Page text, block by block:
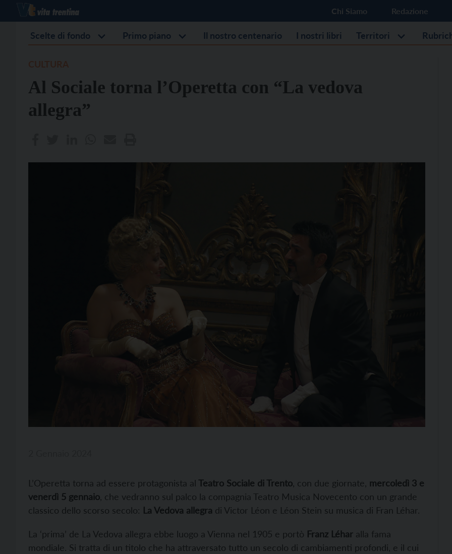
Chi Siamo Redazione
Scelte di fondo Primo piano Il nostro centenario I nostri libri Territori
Al Sociale torna l’Operetta con “La vedova
allegra”
L’Operetta torna ad essere protagonista al Teatro Sociale di Trento , con due giornate, mercoledì 3 e
venerdì 5 gennaio , che vedranno sul palco la compagnia Teatro Musica Novecento con un grande
classico dello scorso secolo: La Vedova allegra di Victor Léon e Léon Stein su musica di Fran Léhar.
La ‘prima’ de La Vedova allegra ebbe luogo a Vienna nel 1905 e portò Franz Léhar alla fama
mondiale. Si tratta di un titolo che ha attraversato tutto un secolo di cambiamenti profondi, e il cui